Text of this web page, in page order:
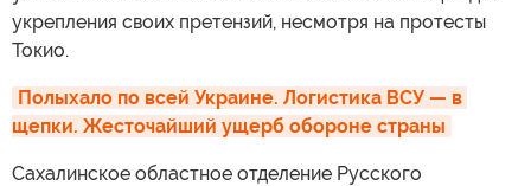
укрепления своих претензий, несмотря на протесты
Токио.
Полыхало по всей Украине. Логистика ВСУ — в
щепки. Жесточайший ущерб обороне страны
Сахалинское областное отделение Русского